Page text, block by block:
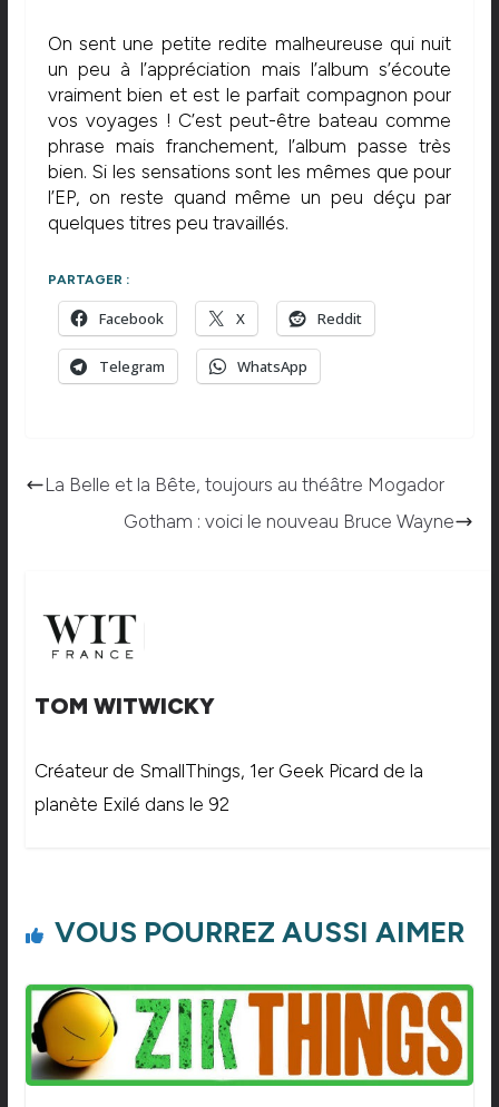
On sent une petite redite malheureuse qui nuit
un peu à l’appréciation mais l’album s’écoute
vraiment bien et est le parfait compagnon pour
vos voyages ! C’est peut-être bateau comme
phrase mais franchement, l’album passe très
bien. Si les sensations sont les mêmes que pour
l’EP, on reste quand même un peu déçu par
quelques titres peu travaillés.
PARTAGER :
Facebook X Reddit
Telegram WhatsApp
La Belle et la Bête, toujours au théâtre Mogador
Gotham : voici le nouveau Bruce Wayne
TOM WITWICKY
Créateur de SmallThings, 1er Geek Picard de la
planète Exilé dans le 92
VOUS POURREZ AUSSI AIMER